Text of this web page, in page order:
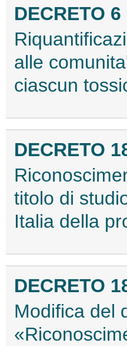
DECRETO
alle
ciascun
DECRETO
titolo di
Italia della
DECRETO
Modifica del